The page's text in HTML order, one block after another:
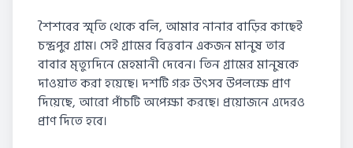
শৈশবের স্মৃতি থেকে বলি, আমার নানার বাড়ির কাছেই
চন্দ্রপুর গ্রাম। সেই গ্রামের বিত্তবান একজন মানুষ তার
বাবার মৃত্যুদিনে মেহমানী দেবেন। তিন গ্রামের মানুষকে
দাওয়াত করা হয়েছে। দশটি গরু উৎসব উপলক্ষে প্রাণ
দিয়েছে, আরো পাঁচটি অপেক্ষা করছে। প্রয়োজনে এদেরও
প্রাণ দিতে হবে।